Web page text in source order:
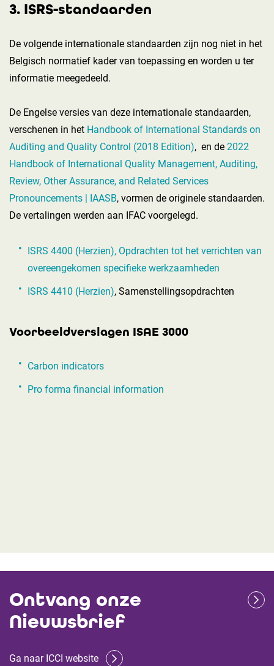
3. ISRS-standaarden
De volgende internationale standaarden zijn nog niet in het
Belgisch normatief kader van toepassing en worden u ter
informatie meegedeeld.
De Engelse versies van deze internationale standaarden,
verschenen in het Handbook of International Standards on
Auditing and Quality Control (2018 Edition), en de 2022
Handbook of International Quality Management, Auditing,
Review, Other Assurance, and Related Services
Pronouncements | IAASB, vormen de originele standaarden.
De vertalingen werden aan IFAC voorgelegd.
ISRS 4400 (Herzien), Opdrachten tot het verrichten van
overeengekomen specifieke werkzaamheden
ISRS 4410 (Herzien), Samenstellingsopdrachten
Voorbeeldverslagen ISAE 3000
Carbon indicators
Pro forma financial information
Ontvang onze
Nieuwsbrief
Ga naar ICCI website